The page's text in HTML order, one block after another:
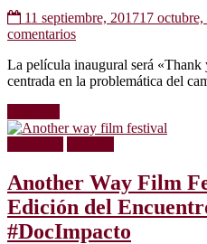
11 septiembre, 201717 octubre,
comentarios
La película inaugural será
centrada en la problemática del
Another Way Film
Edición del
#DocImpacto